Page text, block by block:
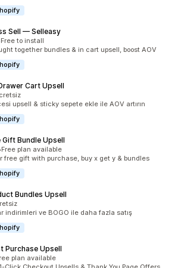
Sell — Selleasy
Free to install
together bundles & in cart upsell, boost AOV
Cart Upsell
upsell & sticky sepete ekle ile AOV artırın
Gift Bundle Upsell
Free plan available
free gift with purchase, buy x get y & bundles
Bundles Upsell
indirimleri ve BOGO ile daha fazla satış
Purchase Upsell
plan available